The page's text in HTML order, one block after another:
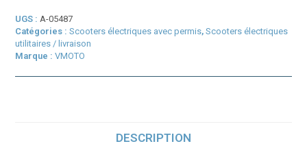
UGS :A-05487
Catégories :Scooters électriques avec permis,Scooters électriques
utilitaires / livraison
Marque :VMOTO
DESCRIPTION